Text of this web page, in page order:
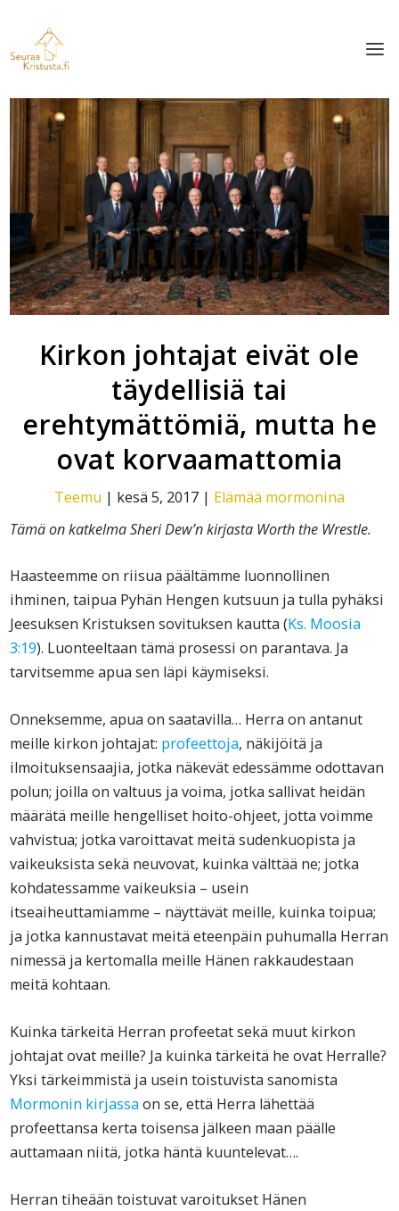
Kirkon johtajat eivät ole
täydellisiä tai
erehtymättömiä, mutta he
ovat korvaamattomia
Teemu | kesä 5, 2017 | Elämää mormonina
Tämä on katkelma Sheri Dew’n kirjasta Worth the Wrestle.
Haasteemme on riisua päältämme luonnollinen
ihminen, taipua Pyhän Hengen kutsuun ja tulla pyhäksi
Jeesuksen Kristuksen sovituksen kautta (Ks. Moosia
3:19). Luonteeltaan tämä prosessi on parantava. Ja
tarvitsemme apua sen läpi käymiseksi.
Onneksemme, apua on saatavilla… Herra on antanut
meille kirkon johtajat: profeettoja, näkijöitä ja
ilmoituksensaajia, jotka näkevät edessämme odottavan
polun; joilla on valtuus ja voima, jotka sallivat heidän
määrätä meille hengelliset hoito-ohjeet, jotta voimme
vahvistua; jotka varoittavat meitä sudenkuopista ja
vaikeuksista sekä neuvovat, kuinka välttää ne; jotka
kohdatessamme vaikeuksia – usein
itseaiheuttamiamme – näyttävät meille, kuinka toipua;
ja jotka kannustavat meitä eteenpäin puhumalla Herran
nimessä ja kertomalla meille Hänen rakkaudestaan
meitä kohtaan.
Kuinka tärkeitä Herran profeetat sekä muut kirkon
johtajat ovat meille? Ja kuinka tärkeitä he ovat Herralle?
Yksi tärkeimmistä ja usein toistuvista sanomista
Mormonin kirjassa on se, että Herra lähettää
profeettansa kerta toisensa jälkeen maan päälle
auttamaan niitä, jotka häntä kuuntelevat….
Herran tiheään toistuvat varoitukset Hänen